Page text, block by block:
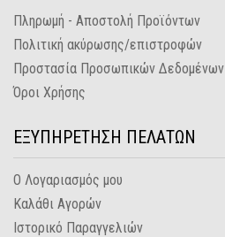
Πληρωμή - Αποστολή Προϊόντων
Πολιτική ακύρωσης/επιστροφών
Προστασία Προσωπικών Δεδομένων
Όροι Χρήσης
ΕΞΥΠΗΡΕΤΗΣΗ ΠΕΛΑΤΩΝ
Ο Λογαριασμός μου
Καλάθι Αγορών
Ιστορικό Παραγγελιών